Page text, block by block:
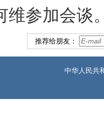
维参加会谈。
推荐给朋友：
中华人民共